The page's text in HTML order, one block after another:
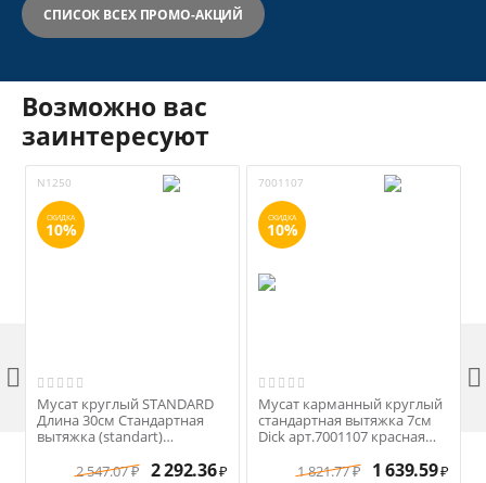
СПИСОК ВСЕХ ПРОМО-АКЦИЙ
Возможно вас
заинтересуют
N1250
СКИДКА
10%
Мусат круглый STANDARD
Длина 30см Стандартная
вытяжка (standart)
2 547.07 ₽ 2 292.36 ₽
7001107
СКИДКА
10%
Мусат карманный круглый
стандартная вытяжка 7см
Dick арт.7001107 красная
1 821.77 ₽ 1 639.59 ₽
 